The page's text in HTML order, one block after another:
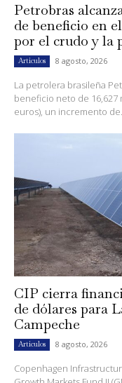
Petrobras
de beneficio en
por el crudo y la
Artículos 8 agosto, 2026
La petrolera brasileña
beneficio neto de 16,627
euros), un incremento
CIP cierra
de dólares para
Campeche
Artículos 8 agosto, 2026
Copenhagen